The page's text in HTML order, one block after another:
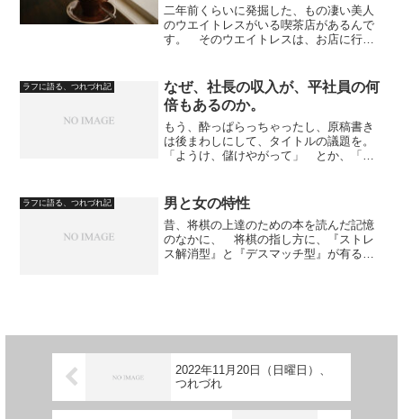
二年前くらいに発掘した、もの凄い美人
のウエイトレスがいる喫茶店があるんで
す。 そのウエイトレスは、お店に行っ
ませんか。 美人のウエイトレスを落と
して、自分の彼女にしたい...
ラフに語る、つれづれ記
なぜ、社長の収入が、平社員の何
倍もあるのか。
もう、酔っぱらっちゃったし、原稿書き
は後まわしにして、タイトルの議題を。
「ようけ、儲けやがって」 とか、「そ
ぼしている人が、意外と多いのです。
株式会社にしろ、有限会社...
ラフに語る、つれづれ記 男と女の特性
昔、将棋の上達のための本を読んだ記憶
のなかに、 将棋の指し方に、『ストレ
ス解消型』と『デスマッチ型』が有る、
2022年11月20日（日曜日）、
つれづれ